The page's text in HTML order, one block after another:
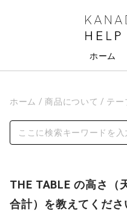
ホーム
ホーム 商品について テー
THE TABLE の高さ（
合計）を教えてくださ